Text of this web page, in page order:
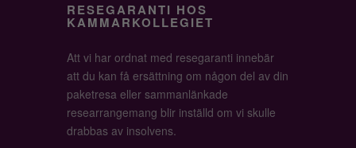
RESEGARANTI HOS
KAMMARKOLLEGIET
Att vi har ordnat med resegaranti innebär
att du kan få ersättning om någon del av din
paketresa eller sammanlänkade
researrangemang blir inställd om vi skulle
drabbas av insolvens.